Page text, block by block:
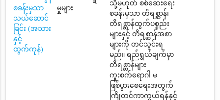
စခန်းမှသာ
သယ်ဆောင်
ခြင်း (အသား
နှင့်
ထွက်ကုန်)
မှုများ
သို့မဟုတ် စစ်ဆေးရေး
စခန်းမှသာ တိရစ္ဆာန်၊
တိရစ္ဆာန်ထွက်ပစ္စည်း
များနှင့် တိရစ္ဆာန်အစာ
များကို တင်သွင်းရ
မည်။ ရည်ရွယ်ချက်မှာ
တိရစ္ဆာန်များ
ကူးစက်ရောဂါ မ
ဖြစ်ပွားစေရေးအတွက်
ကြိုတင်ကာကွယ်ရန်နှင့်